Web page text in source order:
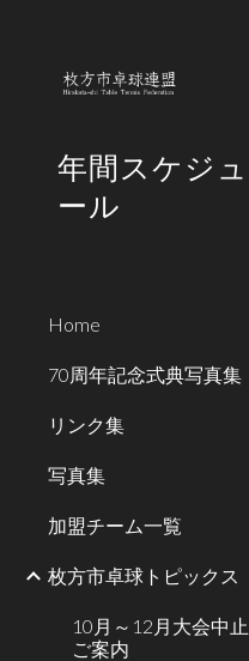
年間スケジュ
ール
Home
70周年記念式典写真集
リンク集
写真集
加盟チーム一覧
枚方市卓球トピックス
10月～12月大会中
ご案内